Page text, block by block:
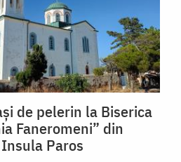
de pelerin la Biserica
Faneromeni” din
Paros